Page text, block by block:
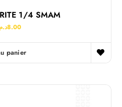
1/4 SMAM
8.00
panier